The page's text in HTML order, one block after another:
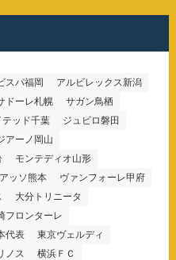
スパ福岡
アルビレックス新潟
ドーレ札幌
サガン鳥栖
テッド千葉
ジュビロ磐田
アーノ岡山
モンテディオ山形
ッソ熊本
ヴァンフォーレ甲府
大分トリニータ
フロンターレ
代表
東京ヴェルディ
ノス
横浜ＦＣ